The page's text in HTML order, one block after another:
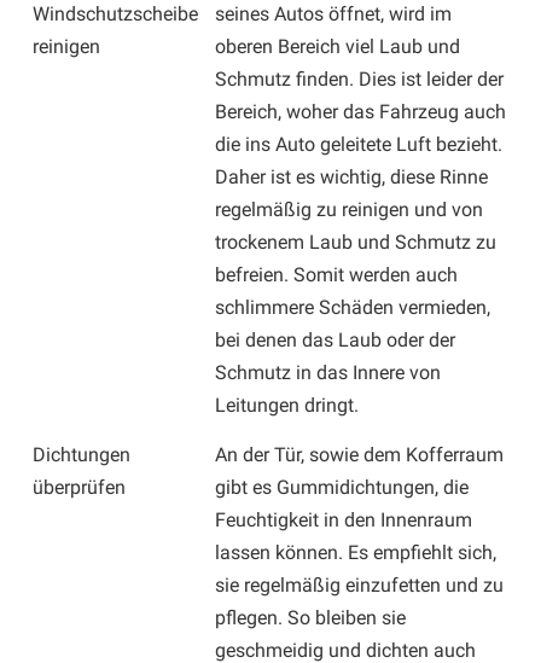
Windschutzscheibe
reinigen
seines Autos öffnet, wird im
oberen Bereich viel Laub und
Schmutz finden. Dies ist leider der
Bereich, woher das Fahrzeug auch
die ins Auto geleitete Luft bezieht.
Daher ist es wichtig, diese Rinne
regelmäßig zu reinigen und von
trockenem Laub und Schmutz zu
befreien. Somit werden auch
schlimmere Schäden vermieden,
bei denen das Laub oder der
Schmutz in das Innere von
Leitungen dringt.
Dichtungen
überprüfen
An der Tür, sowie dem Kofferraum
gibt es Gummidichtungen, die
Feuchtigkeit in den Innenraum
lassen können. Es empfiehlt sich,
sie regelmäßig einzufetten und zu
pflegen. So bleiben sie
geschmeidig und dichten auch